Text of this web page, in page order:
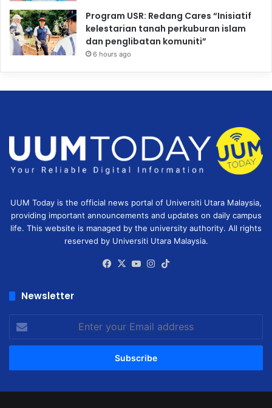
Program USR: Redang Cares “Inisiatif
kelestarian tanah perkuburan islam
dan penglibatan komuniti”
6 hours ago
UUM Today is the official news portal of Universiti Utara Malaysia,
providing important announcements and updates on daily campus
life. This website is managed by the university authority. All rights
reserved by Universiti Utara Malaysia.
Facebook
X YouTubeInstagram
Newsletter
Enter
your
Email